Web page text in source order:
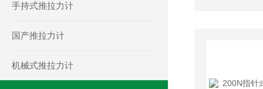
手持式推拉力计
国产推拉力计
机械式推拉力计